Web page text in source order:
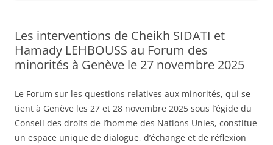
Les interventions de Cheikh SIDATI et
Hamady LEHBOUSS au Forum des
minorités à Genève le 27 novembre 2025
Le Forum sur les questions relatives aux minorités, qui se
tient à Genève les 27 et 28 novembre 2025 sous l’égide du
Conseil des droits de l’homme des Nations Unies, constitue
un espace unique de dialogue, d’échange et de réflexion